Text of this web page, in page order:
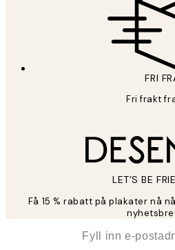
FRI
Fri frakt
LET’S BE
Få 15 % rabatt på plakater nå